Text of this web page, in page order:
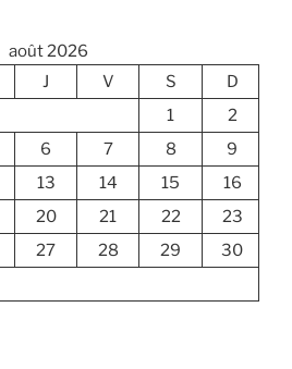
août 2026
J V S
D
1
2
6 7 8
9
13 14 15
16
20 21 22
23
27 28 29
30